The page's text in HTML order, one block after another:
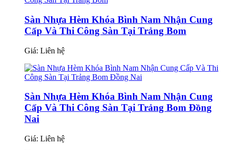
Sàn Nhựa Hèm Khóa Bình Nam Nhận Cung
Cấp Và Thi Công Sàn Tại Trảng Bom
Giá: Liên hệ
Sàn Nhựa Hèm Khóa Bình Nam Nhận Cung
Cấp Và Thi Công Sàn Tại Trảng Bom Đồng
Nai
Giá: Liên hệ